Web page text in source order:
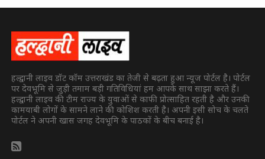
हल्द्वानी लाइव डॉट कॉम उत्तराखंड का तेजी से बढ़ता हुआ न्यूज पोर्टल है। पोर्टल
पर देवभूमि से जुड़ी तमाम बड़ी गतिविधियां हम आपके साथ साझा करते हैं।
हल्द्वानी लाइव की टीम राज्य के युवाओं से काफी प्रोत्साहित रहती है और उनकी
कामयाबी लोगों के सामने लाने की कोशिश करती है। अपनी इसी सोच के चलते
पोर्टल ने अपनी खास जगह देवभूमि के पाठकों के बीच बनाई है।